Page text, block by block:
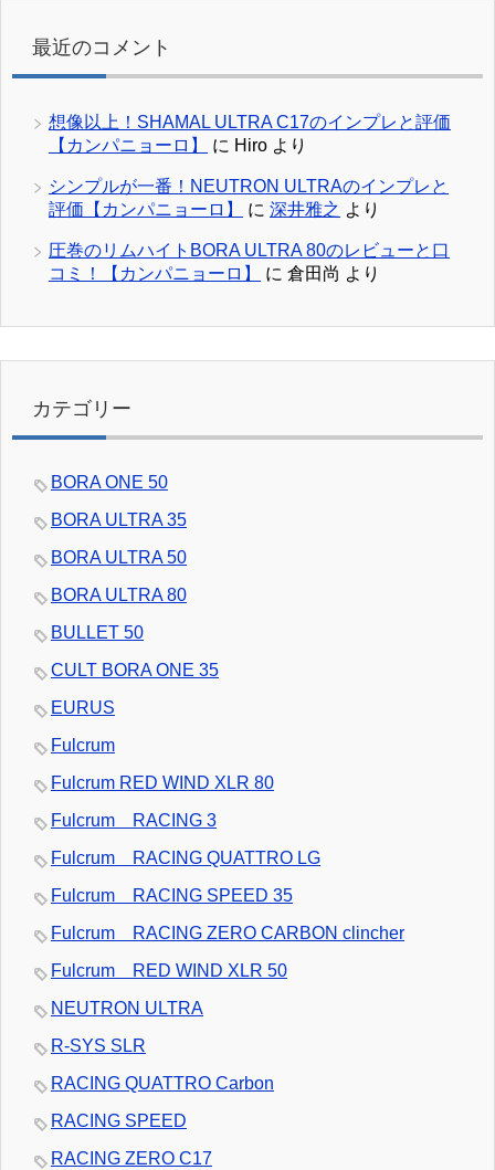
最近のコメント
想像以上！SHAMAL ULTRA C17のインプレと評価
【カンパニョーロ】
に Hiro より
シンプルが一番！NEUTRON ULTRAのインプレと
評価【カンパニョーロ】
に 深井雅之 より
圧巻のリムハイトBORA ULTRA 80のレビューと口
コミ！【カンパニョーロ】
に 倉田尚 より
カテゴリー
BORA ONE 50
BORA ULTRA 35
BORA ULTRA 50
BORA ULTRA 80
BULLET 50
CULT BORA ONE 35
EURUS
Fulcrum
Fulcrum RED WIND XLR 80
Fulcrum RACING 3
Fulcrum RACING QUATTRO LG
Fulcrum RACING SPEED 35
Fulcrum RACING ZERO CARBON clincher
Fulcrum RED WIND XLR 50
NEUTRON ULTRA
R-SYS SLR
RACING QUATTRO Carbon
RACING SPEED
RACING ZERO C17